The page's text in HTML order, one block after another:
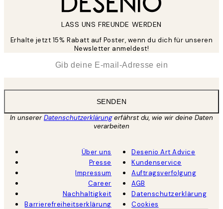
LASS UNS FREUNDE WERDEN
Erhalte jetzt 15% Rabatt auf Poster, wenn du dich für unseren
Newsletter anmeldest!
SENDEN
In unsererDatenschutzerklärungerfährst du, wie wir deine Daten
verarbeiten
Über uns
Presse
Impressum
Career
Nachhaltigkeit
Barrierefreiheitserklärung
Desenio Art Advice
Kundenservice
Auftragsverfolgung
AGB
Datenschutzerklärung
Cookies